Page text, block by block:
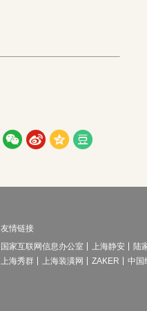
   
友情链接
国家互联网信息办公室
上海静安
陆
上海秀群
上海装潢网 ZAKER 中国